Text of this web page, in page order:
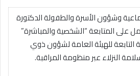
وشؤون الأسرة والطفولة الدكتورة
على المتابعة “الشخصية والمباشرة”
التابعة للهيئة العامة لشؤون ذوي
النزلاء عبر منظومة المراقبة.